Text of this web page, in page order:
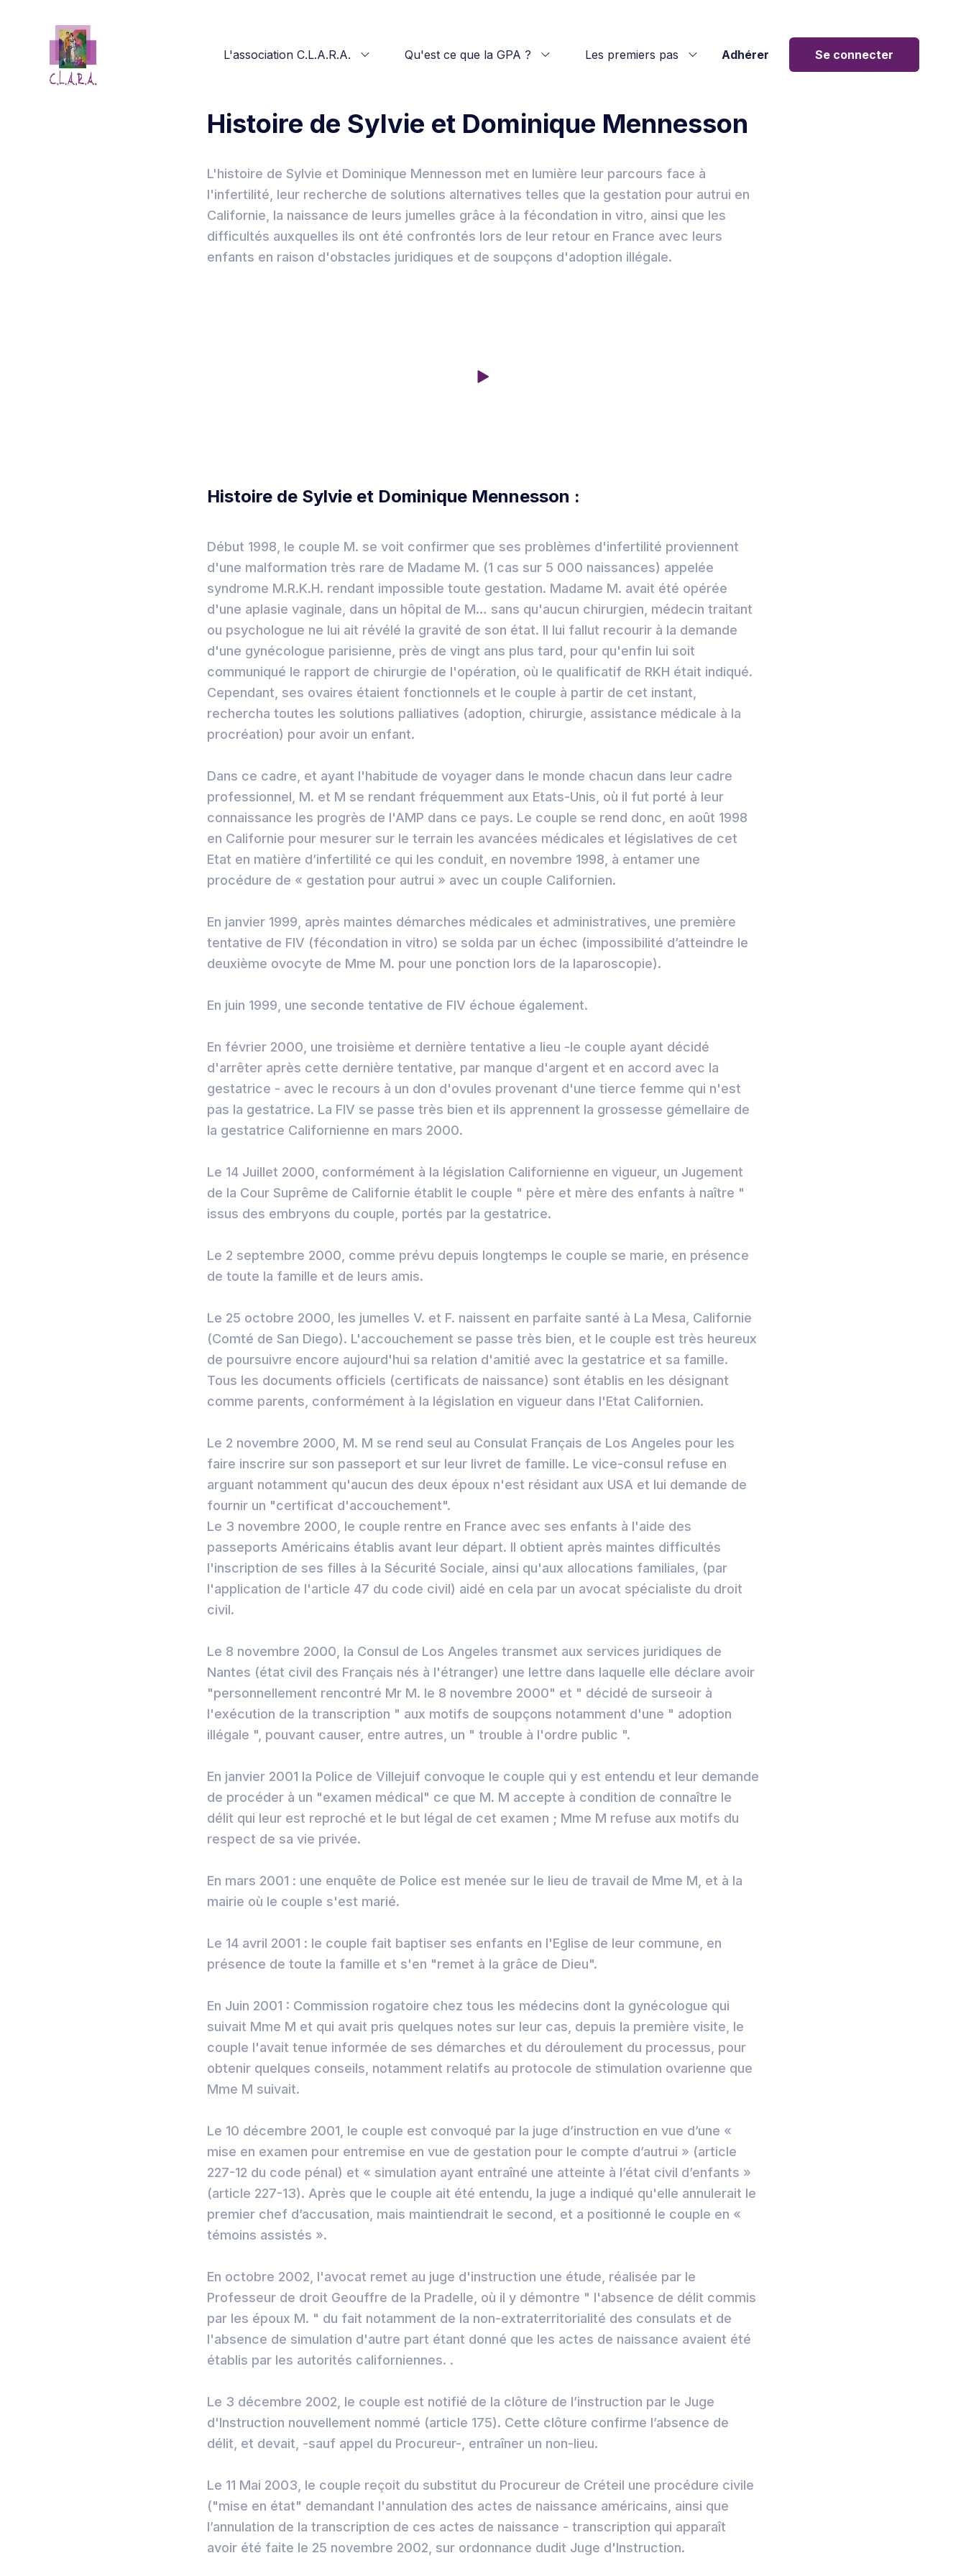
L'association C.L.A.R.A. Qu'est ce que la GPA ? Les premiers pas Adhérer Se connecter
Histoire de Sylvie et Dominique Mennesson
L'histoire de Sylvie et Dominique Mennesson met en lumière leur parcours face à
l'infertilité, leur recherche de solutions alternatives telles que la gestation pour autrui en
Californie, la naissance de leurs jumelles grâce à la fécondation in vitro, ainsi que les
difficultés auxquelles ils ont été confrontés lors de leur retour en France avec leurs
enfants en raison d'obstacles juridiques et de soupçons d'adoption illégale.
Histoire de Sylvie et Dominique Mennesson :
Début 1998, le couple M. se voit confirmer que ses problèmes d'infertilité proviennent
d'une malformation très rare de Madame M. (1 cas sur 5 000 naissances) appelée
syndrome M.R.K.H. rendant impossible toute gestation. Madame M. avait été opérée
d'une aplasie vaginale, dans un hôpital de M… sans qu'aucun chirurgien, médecin traitant
ou psychologue ne lui ait révélé la gravité de son état. Il lui fallut recourir à la demande
d'une gynécologue parisienne, près de vingt ans plus tard, pour qu'enfin lui soit
communiqué le rapport de chirurgie de l'opération, où le qualificatif de RKH était indiqué.
Cependant, ses ovaires étaient fonctionnels et le couple à partir de cet instant,
rechercha toutes les solutions palliatives (adoption, chirurgie, assistance médicale à la
procréation) pour avoir un enfant.
Dans ce cadre, et ayant l'habitude de voyager dans le monde chacun dans leur cadre
professionnel, M. et M se rendant fréquemment aux Etats-Unis, où il fut porté à leur
connaissance les progrès de l'AMP dans ce pays. Le couple se rend donc, en août 1998
en Californie pour mesurer sur le terrain les avancées médicales et législatives de cet
Etat en matière d’infertilité ce qui les conduit, en novembre 1998, à entamer une
procédure de « gestation pour autrui » avec un couple Californien.
En janvier 1999, après maintes démarches médicales et administratives, une première
tentative de FIV (fécondation in vitro) se solda par un échec (impossibilité d’atteindre le
deuxième ovocyte de Mme M. pour une ponction lors de la laparoscopie).
En juin 1999, une seconde tentative de FIV échoue également.
En février 2000, une troisième et dernière tentative a lieu -le couple ayant décidé
d'arrêter après cette dernière tentative, par manque d'argent et en accord avec la
gestatrice - avec le recours à un don d'ovules provenant d'une tierce femme qui n'est
pas la gestatrice. La FIV se passe très bien et ils apprennent la grossesse gémellaire de
la gestatrice Californienne en mars 2000.
Le 14 Juillet 2000, conformément à la législation Californienne en vigueur, un Jugement
de la Cour Suprême de Californie établit le couple " père et mère des enfants à naître "
issus des embryons du couple, portés par la gestatrice.
Le 2 septembre 2000, comme prévu depuis longtemps le couple se marie, en présence
de toute la famille et de leurs amis.
Le 25 octobre 2000, les jumelles V. et F. naissent en parfaite santé à La Mesa, Californie
(Comté de San Diego). L'accouchement se passe très bien, et le couple est très heureux
de poursuivre encore aujourd'hui sa relation d'amitié avec la gestatrice et sa famille.
Tous les documents officiels (certificats de naissance) sont établis en les désignant
comme parents, conformément à la législation en vigueur dans l'Etat Californien.
Le 2 novembre 2000, M. M se rend seul au Consulat Français de Los Angeles pour les
faire inscrire sur son passeport et sur leur livret de famille. Le vice-consul refuse en
arguant notamment qu'aucun des deux époux n'est résidant aux USA et lui demande de
fournir un "certificat d'accouchement".
Le 3 novembre 2000, le couple rentre en France avec ses enfants à l'aide des
passeports Américains établis avant leur départ. Il obtient après maintes difficultés
l'inscription de ses filles à la Sécurité Sociale, ainsi qu'aux allocations familiales, (par
l'application de l'article 47 du code civil) aidé en cela par un avocat spécialiste du droit
civil.
Le 8 novembre 2000, la Consul de Los Angeles transmet aux services juridiques de
Nantes (état civil des Français nés à l'étranger) une lettre dans laquelle elle déclare avoir
"personnellement rencontré Mr M. le 8 novembre 2000" et " décidé de surseoir à
l'exécution de la transcription " aux motifs de soupçons notamment d'une " adoption
illégale ", pouvant causer, entre autres, un " trouble à l'ordre public ".
En janvier 2001 la Police de Villejuif convoque le couple qui y est entendu et leur demande
de procéder à un "examen médical" ce que M. M accepte à condition de connaître le
délit qui leur est reproché et le but légal de cet examen ; Mme M refuse aux motifs du
respect de sa vie privée.
En mars 2001 : une enquête de Police est menée sur le lieu de travail de Mme M, et à la
mairie où le couple s'est marié.
Le 14 avril 2001 : le couple fait baptiser ses enfants en l'Eglise de leur commune, en
présence de toute la famille et s'en "remet à la grâce de Dieu".
En Juin 2001 : Commission rogatoire chez tous les médecins dont la gynécologue qui
suivait Mme M et qui avait pris quelques notes sur leur cas, depuis la première visite, le
couple l'avait tenue informée de ses démarches et du déroulement du processus, pour
obtenir quelques conseils, notamment relatifs au protocole de stimulation ovarienne que
Mme M suivait.
Le 10 décembre 2001, le couple est convoqué par la juge d’instruction en vue d’une «
mise en examen pour entremise en vue de gestation pour le compte d’autrui » (article
227-12 du code pénal) et « simulation ayant entraîné une atteinte à l’état civil d’enfants »
(article 227-13). Après que le couple ait été entendu, la juge a indiqué qu'elle annulerait le
premier chef d’accusation, mais maintiendrait le second, et a positionné le couple en «
témoins assistés ».
En octobre 2002, l'avocat remet au juge d'instruction une étude, réalisée par le
Professeur de droit Geouffre de la Pradelle, où il y démontre " l'absence de délit commis
par les époux M. " du fait notamment de la non-extraterritorialité des consulats et de
l'absence de simulation d'autre part étant donné que les actes de naissance avaient été
établis par les autorités californiennes. .
Le 3 décembre 2002, le couple est notifié de la clôture de l’instruction par le Juge
d'Instruction nouvellement nommé (article 175). Cette clôture confirme l’absence de
délit, et devait, -sauf appel du Procureur-, entraîner un non-lieu.
Le 11 Mai 2003, le couple reçoit du substitut du Procureur de Créteil une procédure civile
("mise en état" demandant l'annulation des actes de naissance américains, ainsi que
l’annulation de la transcription de ces actes de naissance - transcription qui apparaît
avoir été faite le 25 novembre 2002, sur ordonnance dudit Juge d'Instruction.